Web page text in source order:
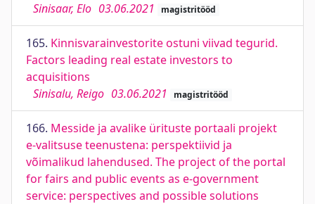
Sinisaar, Elo 03.06.2021 magistritööd
165. Kinnisvarainvestorite ostuni viivad tegurid.
Factors leading real estate investors to
acquisitions
Sinisalu, Reigo 03.06.2021 magistritööd
166. Messide ja avalike ürituste portaali projekt
e-valitsuse teenustena: perspektiivid ja
võimalikud lahendused. The project of the portal
for fairs and public events as e-government
service: perspectives and possible solutions